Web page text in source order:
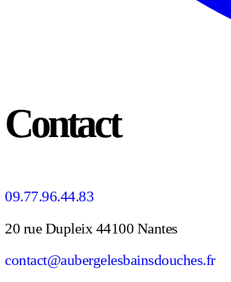
Contact
09.77.96.44.83
20 rue Dupleix 44100 Nantes
contact@aubergelesbainsdouches.fr